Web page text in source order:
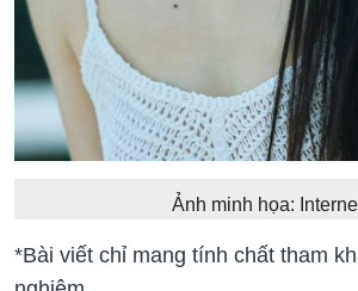
Ảnh minh họa:
*Bài viết chỉ mang tính chất tham